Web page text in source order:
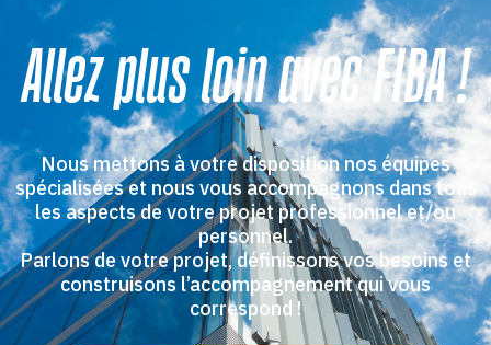
Allez plus loin avec FIBA !
Nous mettons à votre disposition nos équipes
spécialisées et nous vous accompagnons dans tous
les aspects de votre projet professionnel et/ou
personnel.
Parlons de votre projet, définissons vos besoins et
construisons l’accompagnement qui vous
correspond !